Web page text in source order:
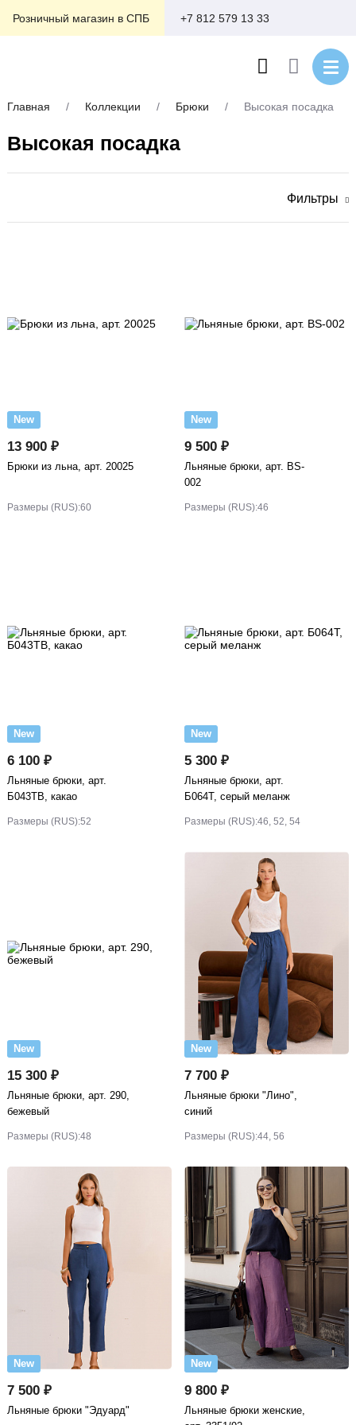
Розничный магазин в СПБ +7 812 579 13 33
Главная / Коллекции / Брюки / Высокая посадка
Высокая посадка
Фильтры
New
13 900 ₽
Брюки из льна, арт. 20025
Размеры (RUS):60
New
9 500 ₽
Льняные брюки, арт. BS-
002
Размеры (RUS):46
New
6 100 ₽
Льняные брюки, арт.
Б043ТВ, какао
Размеры (RUS):52
New
5 300 ₽
Льняные брюки, арт.
Б064Т, серый меланж
Размеры (RUS):46, 52, 54
New
15 300 ₽
Льняные брюки, арт. 290,
бежевый
Размеры (RUS):48
New
7 700 ₽
Льняные брюки "Лино",
синий
Размеры (RUS):44, 56
New
7 500 ₽
Льняные брюки "Эдуард"
New
9 800 ₽
Льняные брюки женские,